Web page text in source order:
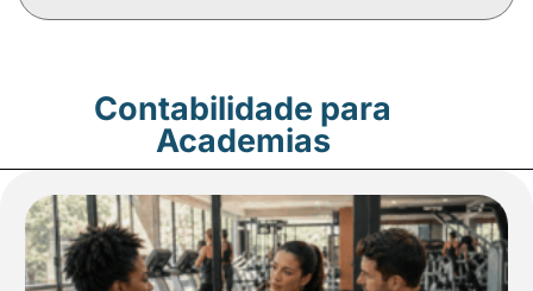
Contabilidade para
Academias